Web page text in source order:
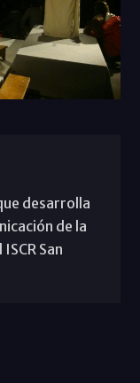
desarrolla
de la
San